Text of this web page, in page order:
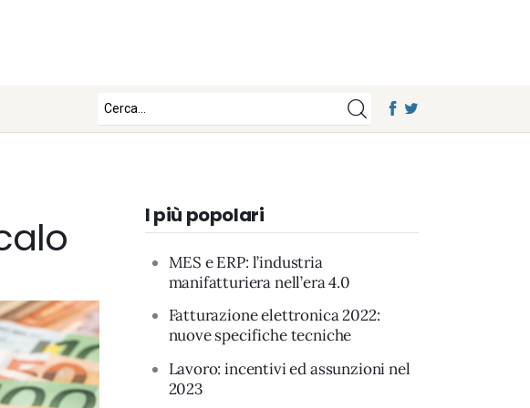
I più popolari
MES e ERP: l’industria
manifatturiera nell’era 4.0
Fatturazione elettronica 2022:
nuove specifiche tecniche
Lavoro: incentivi ed assunzioni nel
2023